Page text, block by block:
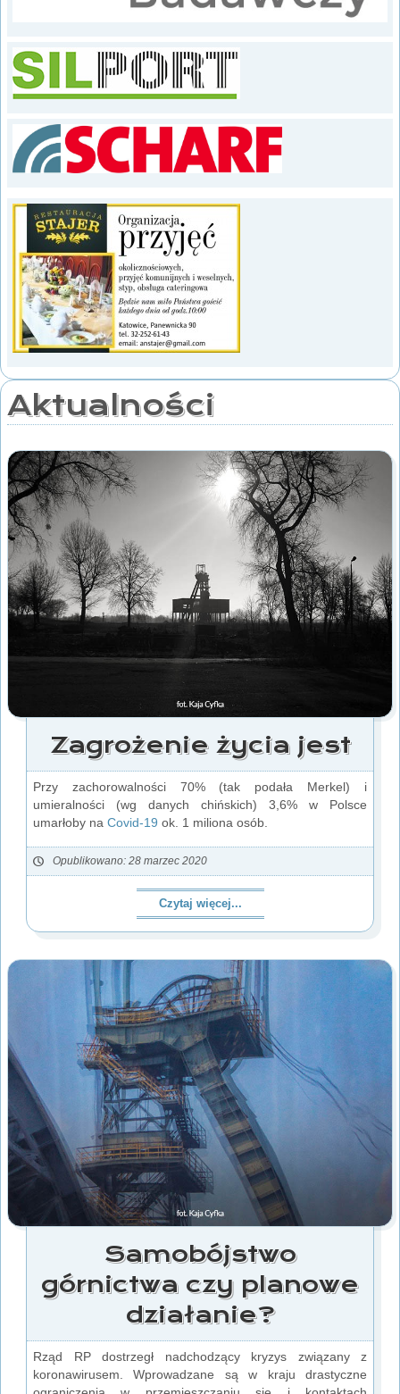
Aktualności
Zagrożenie życia jest
Przy zachorowalności 70% (tak podała Merkel) i
umieralności (wg danych chińskich) 3,6% w Polsce
umarłoby na Covid-19 ok. 1 miliona osób.
Opublikowano: 28 marzec 2020
Czytaj więcej...
Samobójstwo
górnictwa czy planowe
działanie?
Rząd RP dostrzegł nadchodzący kryzys związany z
koronawirusem. Wprowadzane są w kraju drastyczne